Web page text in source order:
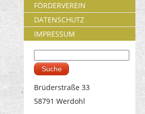
FÖRDERVEREIN
DATENSCHUTZ
IMPRESSUM
Suchformular
Brüderstraße 33
58791 Werdohl